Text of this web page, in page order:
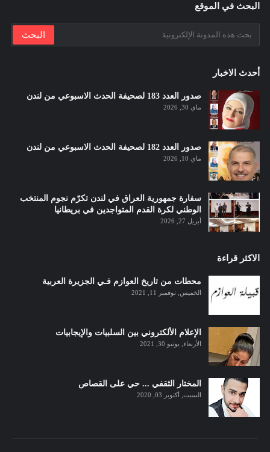
البحث في الموقع
أحدث الاخبار
صدور العدد 183 لصحيفة الحدث الاسبوعي من لندن
ماي 30, 2026
صدور العدد 182 لصحيفة الحدث الاسبوعي من لندن
ماي 10, 2026
سفارة جمهورية العراق في لندن تكرّم نجوم المنتخب
الوطني لكرة القدم المتواجدين في بريطانيا
أبريل 27, 2026
الاكثر قراءة
محطات من تاريخ العوازم فـي الجزيرة العربية
الخميس, نوفمبر 11, 2021
الإعلام الألكتروني بين السلبيات والإيجابيات
الأربعاء, يونيو 30, 2021
المختار الثقفي ... حي على القصاص
السبت, أكتوبر 03, 2020